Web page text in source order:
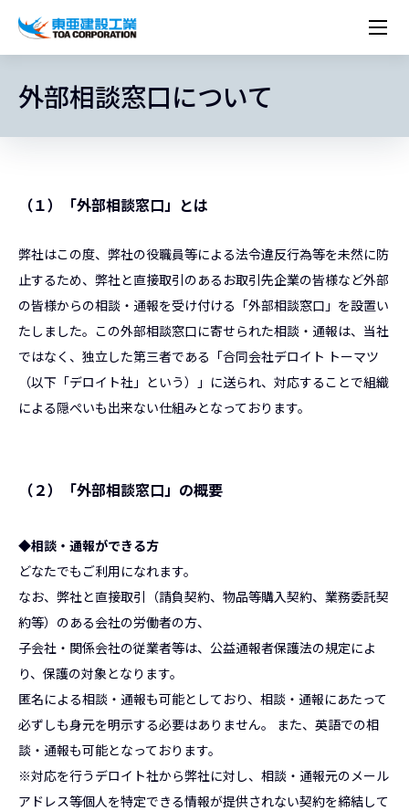
経営理念
営業種目
コーポレートメッセージ
関連書籍
東亜の歩み ～From 1908 to 2008～
株主・投資家情報
トップメッセージ
中期経営計画資料
IRニュース
最新IR資料
IRカレンダー
シェアードリサーチレポート
経営方針
IRライブラリー
IRイベント
ESGに関する外部評価
実績紹介
施設・用途別
海外から探す
現場レポート
重要課題とKPI
DX戦略
統合報告書
ESGデータ
カーボンニュートラルへの取組み
生物多様性
（自然関連の情報開示）
水資源
健康経営
労働安全衛生
品質向上
サプライチェーン・マネジメント
パートナーシップ構築宣言
マルチステークホルダー方針
リスクマネジメント
情報セキュリティ
AI活用ポリシー
知的財産基本方針
施設・用途から探す
土木技術一覧
海の相談室
冷蔵倉庫をつくりたい
お問い合わせ
新卒・第二新卒採用情報
障がい者採用
カムバック採用
外部相談窓口について
（１）「外部相談窓口」とは
弊社はこの度、弊社の役職員等による法令違反行為等を未然に防
止するため、弊社と直接取引のあるお取引先企業の皆様など外部
の皆様からの相談・通報を受け付ける「外部相談窓口」を設置い
たしました。この外部相談窓口に寄せられた相談・通報は、当社
ではなく、独立した第三者である「合同会社デロイト トーマツ
（以下「デロイト社」という）」に送られ、対応することで組織
による隠ぺいも出来ない仕組みとなっております。
（２）「外部相談窓口」の概要
◆相談・通報ができる方
どなたでもご利用になれます。
なお、弊社と直接取引（請負契約、物品等購入契約、業務委託契
約等）のある会社の労働者の方、
子会社・関係会社の従業者等は、公益通報者保護法の規定によ
り、保護の対象となります。
匿名による相談・通報も可能としており、相談・通報にあたって
必ずしも身元を明示する必要はありません。 また、英語での相
談・通報も可能となっております。
※対応を行うデロイト社から弊社に対し、相談・通報元のメール
アドレス等個人を特定できる情報が提供されない契約を締結して